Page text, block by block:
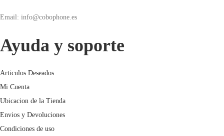
Email: info@cobophone.es
Ayuda y soporte
Articulos Deseados
Mi Cuenta
Ubicacion de la Tienda
Envios y Devoluciones
Condiciones de uso